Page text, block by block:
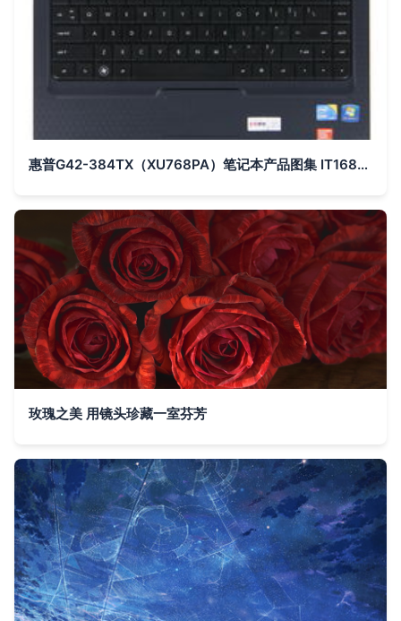
惠普G42-384TX（XU768PA）笔记本产品图集 IT168高清素材一览
玫瑰之美 用镜头珍藏一室芬芳